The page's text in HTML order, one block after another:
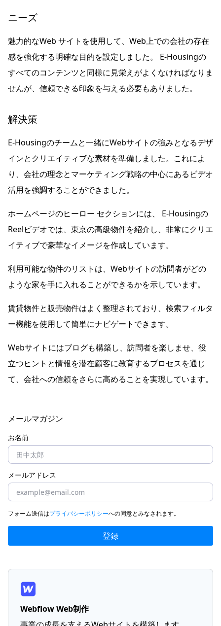
ニーズ
魅力的なWeb サイトを使用して、Web上での会社の存在
感を強化する明確な目的を設定しました。 E-Housingの
すべてのコンテンツと同様に見栄えがよくなければなりま
せんが、信頼できる印象を与える必要もありました。
解決策
E-Housingのチームと一緒にWebサイトの強みとなるデザ
インとクリエイティブな素材を準備しました。これによ
り、会社の理念とマーケティング戦略の中心にあるビデオ
活用を強調することができました。
ホームページのヒーロー セクションには、 E-Housingの
Reelビデオでは、東京の高級物件を紹介し、非常にクリエ
イティブで豪華なイメージを作成しています。
利用可能な物件のリストは、Webサイトの訪問者がどの
ような家を手に入れることができるかを示しています。
賃貸物件と販売物件はよく整理されており、検索フィルタ
ー機能を使用して簡単にナビゲートできます。
Webサイトにはブログも構築し、訪問者を楽しませ、役
立つヒントと情報を潜在顧客に教育するプロセスを通じ
て、会社への信頼をさらに高めることを実現しています。
メールマガジン
お名前
メールアドレス
フォーム送信はプライバシーポリシーへの同意とみなされます。
Webflow Web制作